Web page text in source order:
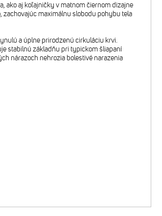
ako aj koľajničky v matnom čiernom dizajne
zachovajúc maximálnu slobodu pohybu tela
a úplne prirodzenú cirkuláciu krvi.
stabilnú základňu pri typickom šliapaní
nárazoch nehrozia bolestivé narazenia